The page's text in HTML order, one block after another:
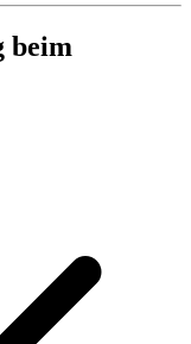
beim